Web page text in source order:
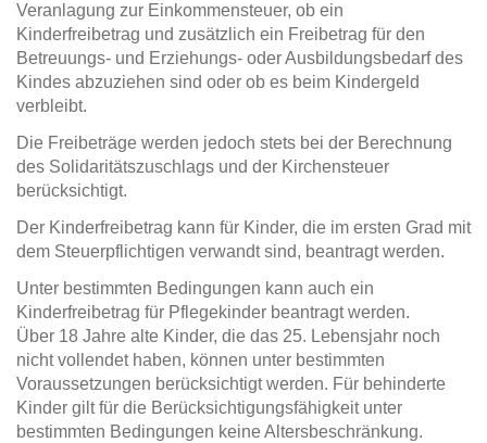
Veranlagung zur Einkommensteuer, ob ein
Kinderfreibetrag und zusätzlich ein Freibetrag für den
Betreuungs- und Erziehungs- oder Ausbildungsbedarf des
Kindes abzuziehen sind oder ob es beim Kindergeld
verbleibt.
Die Freibeträge werden jedoch stets bei der Berechnung
des Solidaritätszuschlags und der Kirchensteuer
berücksichtigt.
Der Kinderfreibetrag kann für Kinder, die im ersten Grad mit
dem Steuerpflichtigen verwandt sind, beantragt werden.
Unter bestimmten Bedingungen kann auch ein
Kinderfreibetrag für Pflegekinder beantragt werden.
Über 18 Jahre alte Kinder, die das 25. Lebensjahr noch
nicht vollendet haben, können unter bestimmten
Voraussetzungen berücksichtigt werden. Für behinderte
Kinder gilt für die Berücksichtigungsfähigkeit unter
bestimmten Bedingungen keine Altersbeschränkung.